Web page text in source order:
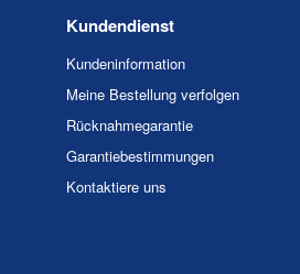
Kundendienst
Kundeninformation
Meine Bestellung verfolgen
Rücknahmegarantie
Garantiebestimmungen
Kontaktiere uns